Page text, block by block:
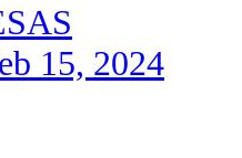
15, 2024